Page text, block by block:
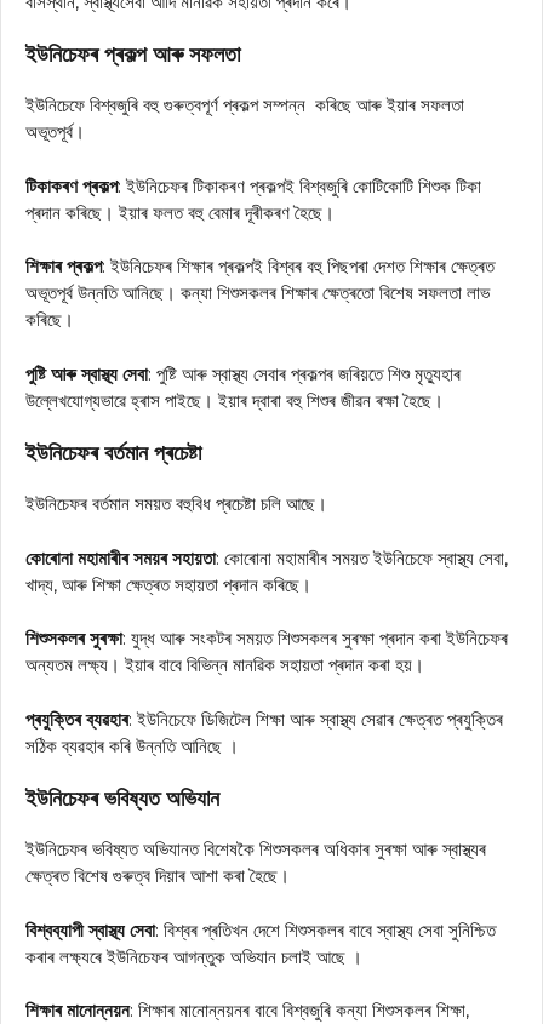
ইউনিচেফৰ প্ৰকল্প আৰু সফলতা
ইউনিচেফে বিশ্বজুৰি বহু গুৰুত্বপূৰ্ণ প্ৰকল্প সম্পন্ন কৰিছে আৰু ইয়াৰ সফলতা
অভূতপূৰ্ব।
টিকাকৰণ প্ৰকল্প: ইউনিচেফৰ টিকাকৰণ প্ৰকল্পই বিশ্বজুৰি কোটিকোটি শিশুক টিকা
প্ৰদান কৰিছে। ইয়াৰ ফলত বহু বেমাৰ দূৰীকৰণ হৈছে।
শিক্ষাৰ প্ৰকল্প: ইউনিচেফৰ শিক্ষাৰ প্ৰকল্পই বিশ্বৰ বহু পিছপৰা দেশত শিক্ষাৰ ক্ষেত্ৰত
অভূতপূৰ্ব উন্নতি আনিছে। কন্যা শিশুসকলৰ শিক্ষাৰ ক্ষেত্ৰতো বিশেষ সফলতা লাভ
কৰিছে।
পুষ্টি আৰু স্বাস্থ্য সেবা: পুষ্টি আৰু স্বাস্থ্য সেবাৰ প্ৰকল্পৰ জৰিয়তে শিশু মৃত্যুহাৰ
উল্লেখযোগ্যভাৱে হ্ৰাস পাইছে। ইয়াৰ দ্বাৰা বহু শিশুৰ জীৱন ৰক্ষা হৈছে।
ইউনিচেফৰ বর্তমান প্ৰচেষ্টা
ইউনিচেফৰ বর্তমান সময়ত বহুবিধ প্ৰচেষ্টা চলি আছে।
কোৰোনা মহামাৰীৰ সময়ৰ সহায়তা: কোৰোনা মহামাৰীৰ সময়ত ইউনিচেফে স্বাস্থ্য সেবা,
খাদ্য, আৰু শিক্ষা ক্ষেত্ৰত সহায়তা প্ৰদান কৰিছে।
শিশুসকলৰ সুৰক্ষা: যুদ্ধ আৰু সংকটৰ সময়ত শিশুসকলৰ সুৰক্ষা প্ৰদান কৰা ইউনিচেফৰ
অন্যতম লক্ষ্য। ইয়াৰ বাবে বিভিন্ন মানৱিক সহায়তা প্ৰদান কৰা হয়।
প্ৰযুক্তিৰ ব্যৱহাৰ: ইউনিচেফে ডিজিটেল শিক্ষা আৰু স্বাস্থ্য সেৱাৰ ক্ষেত্ৰত প্ৰযুক্তিৰ
সঠিক ব্যৱহাৰ কৰি উন্নতি আনিছে ।
ইউনিচেফৰ ভবিষ্যত অভিযান
ইউনিচেফৰ ভবিষ্যত অভিযানত বিশেষকৈ শিশুসকলৰ অধিকাৰ সুৰক্ষা আৰু স্বাস্থ্যৰ
ক্ষেত্ৰত বিশেষ গুৰুত্ব দিয়াৰ আশা কৰা হৈছে।
বিশ্বব্যাপী স্বাস্থ্য সেবা: বিশ্বৰ প্ৰতিখন দেশে শিশুসকলৰ বাবে স্বাস্থ্য সেবা সুনিশ্চিত
কৰাৰ লক্ষ্যৰে ইউনিচেফৰ আগন্তুক অভিযান চলাই আছে ।
শিক্ষাৰ মানোন্নয়ন: শিক্ষাৰ মানোন্নয়নৰ বাবে বিশ্বজুৰি কন্যা শিশুসকলৰ শিক্ষা,